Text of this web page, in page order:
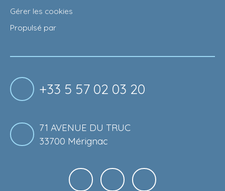
Gérer les cookies
Propulsé par
+33 5 57 02 03 20
71 AVENUE DU TRUC
33700 Mérignac